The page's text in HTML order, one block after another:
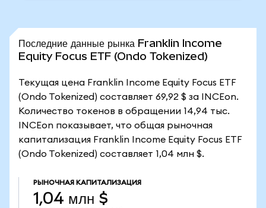
Последние данные рынка Franklin Income
Equity Focus ETF (Ondo Tokenized)
Текущая цена Franklin Income Equity Focus ETF
(Ondo Tokenized) составляет 69,92 $ за INCEon.
Количество токенов в обращении 14,94 тыс.
INCEon показывает, что общая рыночная
капитализация Franklin Income Equity Focus ETF
(Ondo Tokenized) составляет 1,04 млн $.
РЫНОЧНАЯ КАПИТАЛИЗАЦИЯ
1,04 млн $